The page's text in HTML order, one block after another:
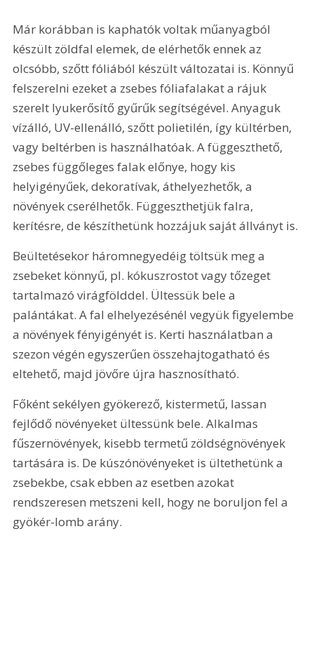
Már korábban is kaphatók voltak műanyagból
készült zöldfal elemek, de elérhetők ennek az
olcsóbb, szőtt fóliából készült változatai is. Könnyű
felszerelni ezeket a zsebes fóliafalakat a rájuk
szerelt lyukerősítő gyűrűk segítségével. Anyaguk
vízálló, UV-ellenálló, szőtt polietilén, így kültérben,
vagy beltérben is használhatóak. A függeszthető,
zsebes függőleges falak előnye, hogy kis
helyigényűek, dekoratívak, áthelyezhetők, a
növények cserélhetők. Függeszthetjük falra,
kerítésre, de készíthetünk hozzájuk saját állványt is.
Beültetésekor háromnegyedéig töltsük meg a
zsebeket könnyű, pl. kókuszrostot vagy tőzeget
tartalmazó virágfölddel. Ültessük bele a
palántákat. A fal elhelyezésénél vegyük figyelembe
a növények fényigényét is. Kerti használatban a
szezon végén egyszerűen összehajtogatható és
eltehető, majd jövőre újra hasznosítható.
Főként sekélyen gyökerező, kistermetű, lassan
fejlődő növényeket ültessünk bele. Alkalmas
fűszernövények, kisebb termetű zöldségnövények
tartására is. De kúszónövényeket is ültethetünk a
zsebekbe, csak ebben az esetben azokat
rendszeresen metszeni kell, hogy ne boruljon fel a
gyökér-lomb arány.